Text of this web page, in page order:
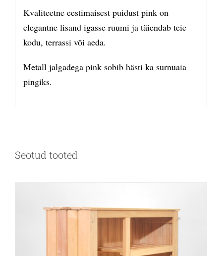
Kvaliteetne eestimaisest puidust pink on
elegantne lisand igasse ruumi ja täiendab teie
kodu, terrassi või aeda.
Metall jalgadega pink sobib hästi ka surnuaia
pingiks.
Seotud tooted